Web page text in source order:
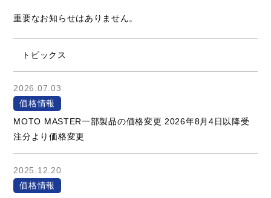
重要なお知らせはありません。
トピックス
2026.07.03
価格情報
MOTO MASTER一部製品の価格変更 2026年8月4日以降受
注分より価格変更
2025.12.20
価格情報